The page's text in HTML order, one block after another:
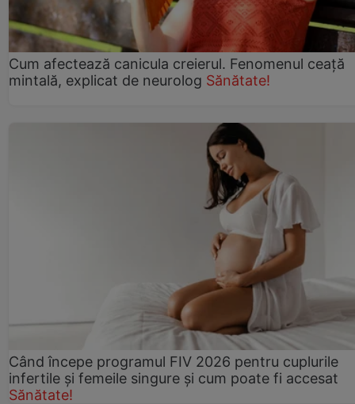
Cum afectează canicula creierul. Fenomenul ceață
mintală, explicat de neurolog Sănătate!
Când începe programul FIV 2026 pentru cuplurile
infertile şi femeile singure şi cum poate fi accesat
Sănătate!